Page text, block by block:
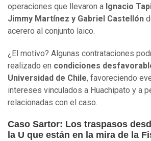
operaciones que llevaron a Ignacio
Jimmy Martínez y Gabriel Castellón
acerero al conjunto laico.
¿El motivo? Algunas contrataciones
realizado en condiciones
Universidad de Chile, favoreciendo
intereses vinculados a Huachipato y a
relacionadas con el caso.
Caso Sartor: Los traspasos
la U que están en la mira de la